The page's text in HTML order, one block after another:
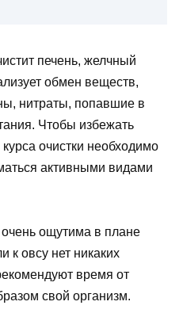
печень, желчный
обмен веществ,
нитраты, попавшие в
Чтобы избежать
очистки необходимо
активными видами
ощутима в плане
к овсу нет никаких
время от
свой организм.